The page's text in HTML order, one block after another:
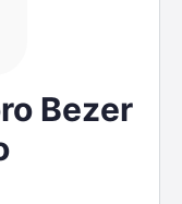
Bezer